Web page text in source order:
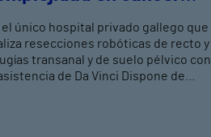
el único hospital privado gallego que
resecciones robóticas de recto y
transanal y de suelo pélvico con
de Da Vinci Dispone de